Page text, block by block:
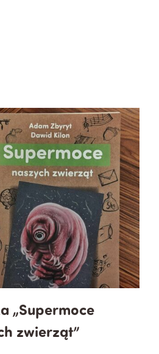
„Supermoce
zwierząt”